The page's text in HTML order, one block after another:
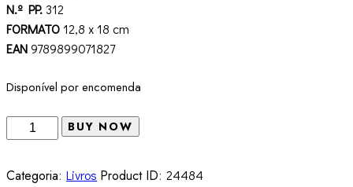
N.º PP. 312
FORMATO12,8 x 18 cm
EAN9789899071827
Disponível por encomenda
Quantidade
de
BUY NOW
Categoria: Livros Product ID: 24484